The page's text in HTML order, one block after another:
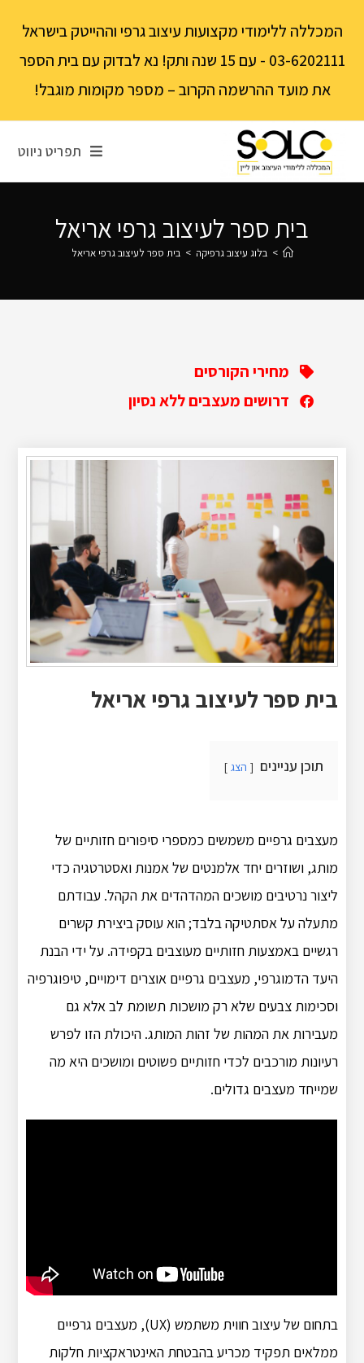
המכללה ללימודי מקצועות עיצוב גרפי וההייטק בישראל
03-6202111 - עם 15 שנה ותק! נא לבדוק עם בית הספר
את מועד ההרשמה הקרוב – מספר מקומות מוגבל!
תפריט ניווט
בית ספר לעיצוב גרפי אריאל‏
> בלוג עיצוב גרפיקה > בית ספר לעיצוב גרפי אריאל‏
מחירי הקורסים
דרושים מעצבים ללא נסיון
בית ספר לעיצוב גרפי אריאל‏
תוכן עניינים הצג
מעצבים גרפיים משמשים כמספרי סיפורים חזותיים של
מותג, ושוזרים יחד אלמנטים של אמנות ואסטרטגיה כדי
ליצור נרטיבים מושכים המהדהדים את הקהל. עבודתם
מתעלה על אסתטיקה בלבד; הוא עוסק ביצירת קשרים
רגשיים באמצעות חזותיים מעוצבים בקפידה. על ידי הבנת
היעד הדמוגרפי, מעצבים גרפיים אוצרים דימויים, טיפוגרפיה
וסכימות צבעים שלא רק מושכות תשומת לב אלא גם
מעבירות את המהות של זהות המותג. היכולת הזו לפרש
רעיונות מורכבים לכדי חזותיים פשוטים ומושכים היא מה
שמייחד מעצבים גדולים.
בתחום של עיצוב חווית משתמש (UX), מעצבים גרפיים
ממלאים תפקיד מכריע בהבטחת האינטראקציות חלקות